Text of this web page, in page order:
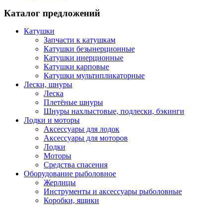
Каталог предложений
Катушки
Запчасти к катушкам
Катушки безынерционные
Катушки инерционные
Катушки карповые
Катушки мультипликаторные
Лески, шнуры
Леска
Плетёные шнуры
Шнуры нахлыстовые, подлески, бэкинги
Лодки и моторы
Аксессуары для лодок
Аксессуары для моторов
Лодки
Моторы
Средства спасения
Оборудование рыболовное
Жерлицы
Инструменты и аксессуары рыболовные
Коробки, ящики